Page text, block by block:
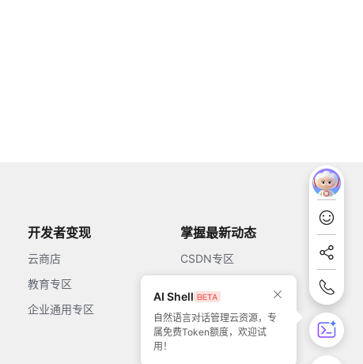
开发者变现
云商店
教育专区
企业通用专区
掌握最新动态
CSDN专区
51CTO
AI Shell
自然语言对话管理云资源，专
属免费Token额度，欢迎试
用！